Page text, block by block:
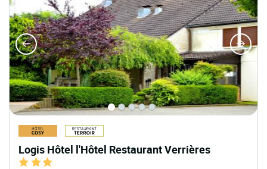
Logis Hôtel l'Hôtel Restaurant Verrières